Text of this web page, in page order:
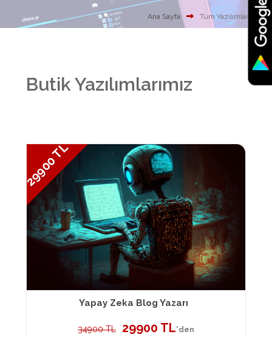
Ana Sayfa Tüm Yazılımlarımız
Butik Yazılımlarımız
29900 TL
Yapay Zeka Blog Yazarı
34900 TL 29900 TL'den